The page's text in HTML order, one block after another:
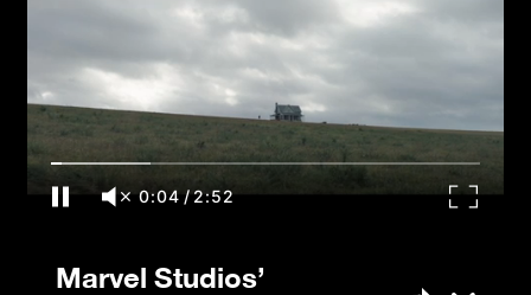
0:04/2:52
Marvel Studios’